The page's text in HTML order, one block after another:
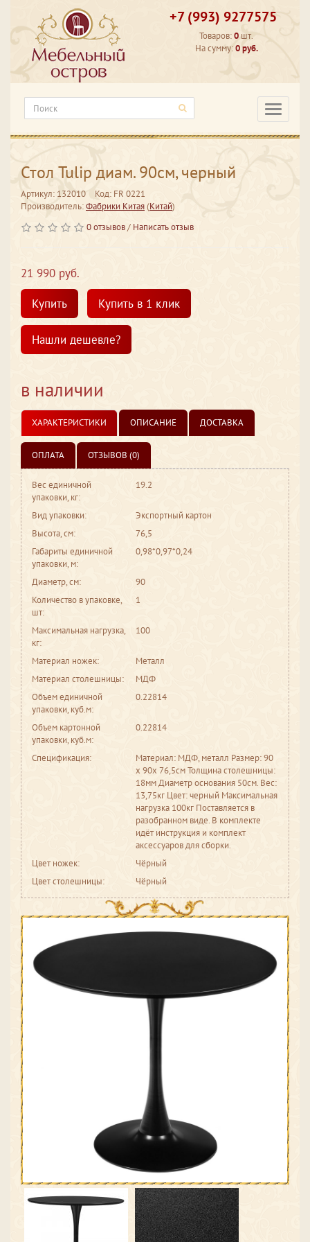
+7 (993) 9277575
Товаров:0 шт.
На сумму:0 руб.
Стол Tulip диам. 90см, черный
Артикул: 132010
Код: FR 0221
Производитель:Фабрики Китая(Китай)
0 отзывов/ Написать отзыв
21 990 руб.
Купить
Купить в 1 клик
Нашли дешевле?
в наличии
ХАРАКТЕРИСТИКИ ОПИСАНИЕ ДОСТАВКА
ОПЛАТА ОТЗЫВОВ (0)
Вес единичной
упаковки, кг:
19.2
Вид упаковки:
Экспортный картон
Высота, см:
76,5
Габариты единичной
упаковки, м:
0,98*0,97*0,24
Диаметр, см:
90
Количество в упаковке,
шт:
1
Максимальная нагрузка,
кг:
100
Материал ножек:
Металл
Материал столешницы:
МДФ
Объем единичной
упаковки, куб.м:
0.22814
Объем картонной
упаковки, куб.м:
0.22814
Спецификация:
Материал: МДФ, металл Размер: 90
х 90х 76,5см Толщина столешницы:
18мм Диаметр основания 50см. Вес:
13,75кг Цвет: черный Максимальная
нагрузка 100кг Поставляется в
разобранном виде. В комплекте
идёт инструкция и комплект
аксессуаров для сборки.
Цвет ножек:
Чёрный
Цвет столешницы:
Чёрный